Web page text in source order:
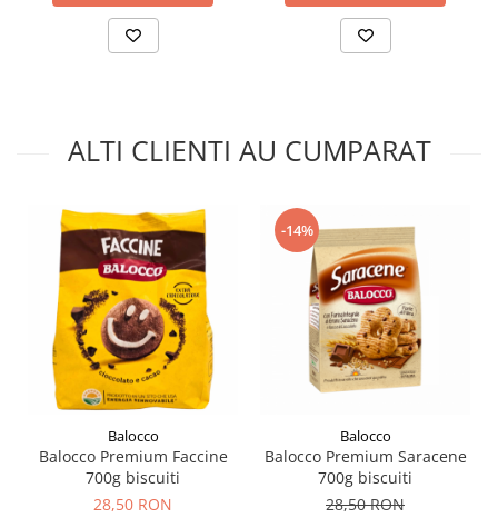
ALTI CLIENTI AU CUMPARAT
Balocco
Balocco Premium Faccine
700g biscuiti
28,50 RON
-14%
Balocco
Balocco Premium Saracene
700g biscuiti
28,50 RON